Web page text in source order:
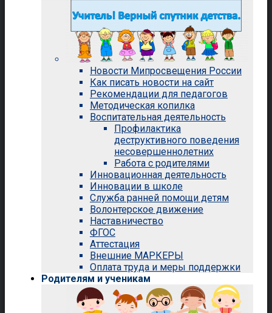
Новости Мипросвещения России
Как писать новости на сайт
Рекомендации для педагогов
Методическая копилка
Воспитательная деятельность
Профилактика
деструктивного поведения
несовершеннолетних
Работа с родителями
Инновационная деятельность
Инновации в школе
Служба ранней помощи детям
Волонтерское движение
Наставничество
ФГОС
Аттестация
Внешние МАРКЕРЫ
Оплата труда и меры поддержки
Родителям и ученикам